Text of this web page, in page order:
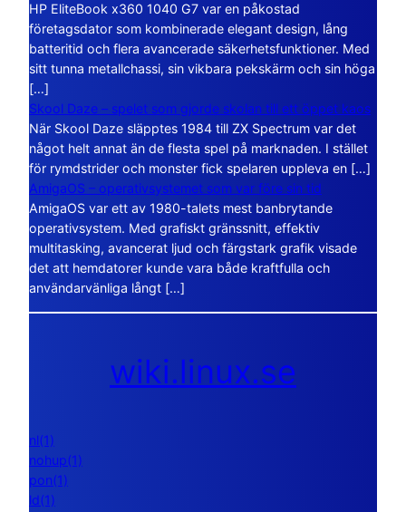
HP EliteBook x360 1040 G7 var en påkostad
företagsdator som kombinerade elegant design, lång
batteritid och flera avancerade säkerhetsfunktioner. Med
sitt tunna metallchassi, sin vikbara pekskärm och sin höga
[…]
Skool Daze – spelet som gjorde skolan till ett öppet kaos
När Skool Daze släpptes 1984 till ZX Spectrum var det
något helt annat än de flesta spel på marknaden. I stället
för rymdstrider och monster fick spelaren uppleva en […]
AmigaOS – operativsystemet som var före sin tid
AmigaOS var ett av 1980-talets mest banbrytande
operativsystem. Med grafiskt gränssnitt, effektiv
multitasking, avancerat ljud och färgstark grafik visade
det att hemdatorer kunde vara både kraftfulla och
användarvänliga långt […]
wiki.linux.se
nl(1)
nohup(1)
pon(1)
ld(1)